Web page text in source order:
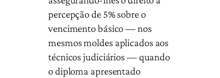
percepção de 5% sobre o
vencimento básico — nos
mesmos moldes aplicados aos
técnicos judiciários — quando
o diploma apresentado